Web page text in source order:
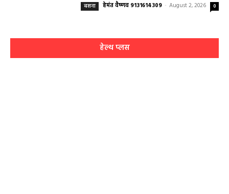
बसना हेमंत वैष्णव 9131614309 - August 2, 2026 0
हेल्थ प्लस